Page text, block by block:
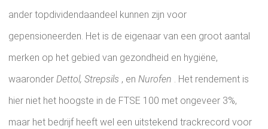
ander topdividendaandeel kunnen zijn voor
gepensioneerden. Het is de eigenaar van een groot aantal
merken op het gebied van gezondheid en hygiëne,
waaronder Dettol, Strepsils , en Nurofen . Het rendement is
hier niet het hoogste in de FTSE 100 met ongeveer 3%,
maar het bedrijf heeft wel een uitstekend trackrecord voor